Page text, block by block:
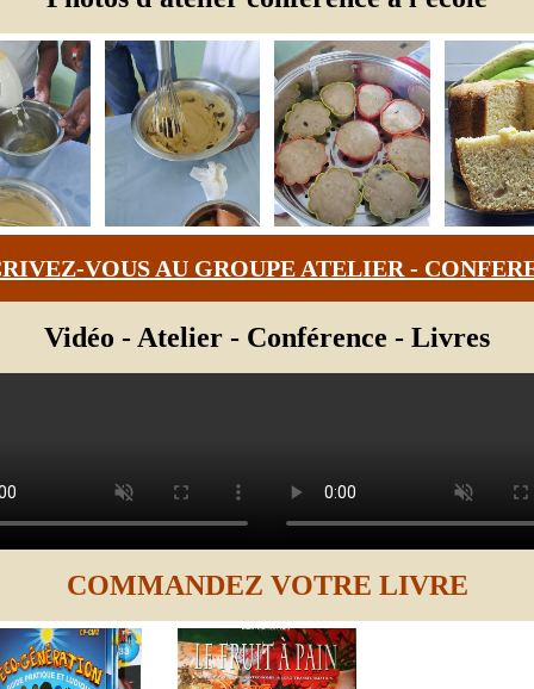
VOUS AU GROUPE ATELIER -
Vidéo - Atelier - Conférence - Livres
COMMANDEZ VOTRE LIVRE